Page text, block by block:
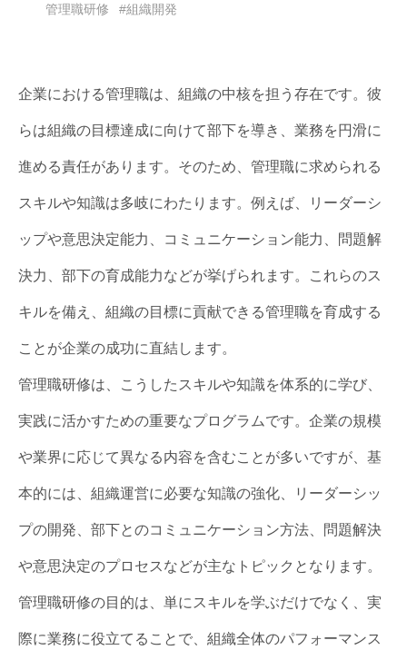
管理職研修
#組織開発
企業における管理職は、組織の中核を担う存在です。彼
らは組織の目標達成に向けて部下を導き、業務を円滑に
進める責任があります。そのため、管理職に求められる
スキルや知識は多岐にわたります。例えば、リーダーシ
ップや意思決定能力、コミュニケーション能力、問題解
決力、部下の育成能力などが挙げられます。これらのス
キルを備え、組織の目標に貢献できる管理職を育成する
ことが企業の成功に直結します。
管理職研修は、こうしたスキルや知識を体系的に学び、
実践に活かすための重要なプログラムです。企業の規模
や業界に応じて異なる内容を含むことが多いですが、基
本的には、組織運営に必要な知識の強化、リーダーシッ
プの開発、部下とのコミュニケーション方法、問題解決
や意思決定のプロセスなどが主なトピックとなります。
管理職研修の目的は、単にスキルを学ぶだけでなく、実
際に業務に役立てることで、組織全体のパフォーマンス